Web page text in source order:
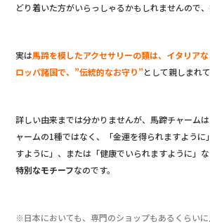
どり着いた方がいらっしゃるかもしれませんので、
実は馬蹄を模したアクセサリーの類は、イタリア
ロッパ諸国で、”伝統的なお守り”として親しまれて
詳しい由来までは分かりませんが、馬蹄チャーム
ャームの1種ではなく、「金運を得られますように
すように」、または「健康でいられますように」
特別なモチーフなのです。
※日本においても、専門のショップもあるくらい